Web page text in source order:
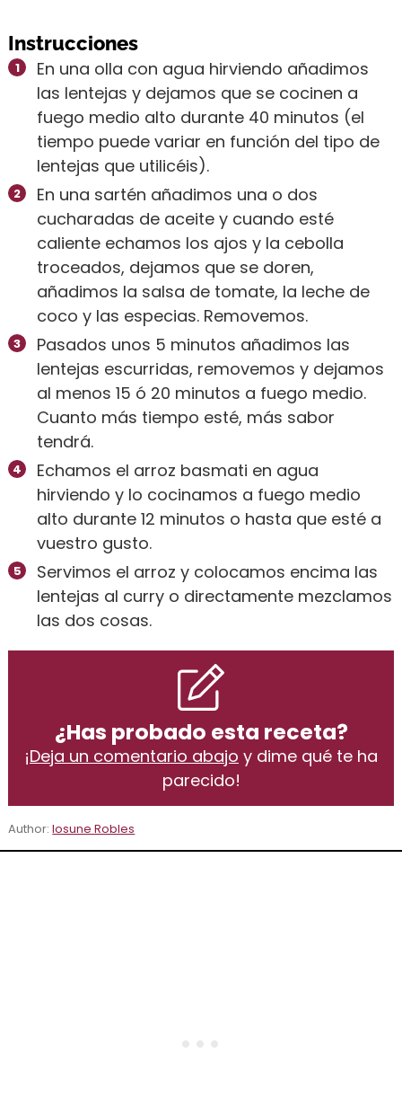
Instrucciones
En una olla con agua hirviendo añadimos
las lentejas y dejamos que se cocinen a
fuego medio alto durante 40 minutos (el
tiempo puede variar en función del tipo de
lentejas que utilicéis).
En una sartén añadimos una o dos
cucharadas de aceite y cuando esté
caliente echamos los ajos y la cebolla
troceados, dejamos que se doren,
añadimos la salsa de tomate, la leche de
coco y las especias. Removemos.
Pasados unos 5 minutos añadimos las
lentejas escurridas, removemos y dejamos
al menos 15 ó 20 minutos a fuego medio.
Cuanto más tiempo esté, más sabor
tendrá.
Echamos el arroz basmati en agua
hirviendo y lo cocinamos a fuego medio
alto durante 12 minutos o hasta que esté a
vuestro gusto.
Servimos el arroz y colocamos encima las
lentejas al curry o directamente mezclamos
las dos cosas.
¿Has probado esta receta?
¡Deja un comentario abajo y dime qué te ha
parecido!
Author:Iosune Robles